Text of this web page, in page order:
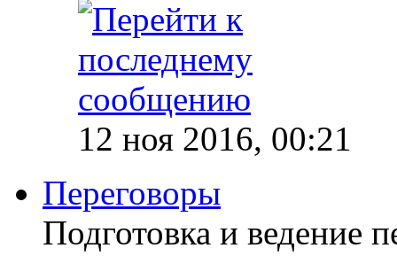
12 ноя 2016, 00:21
Переговоры
Подготовка и ведение